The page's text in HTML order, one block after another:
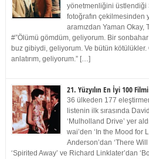
yönetmenliğini üstlendiği
fotoğrafın çekilmesinden
aramızdan Yaman Okay,
#”Ölümü gömdüm, geliyorum. Bir
buz gibiydi, geliyorum. Ve bütün
anlatırım, geliyorum.” […]
21. Yüzyılın En İyi 100 Filmi
36 ülkeden 177
listenin ilk sırasında
‘Mulholland Drive’ yer
wai’den ‘In the Mood for
Anderson’dan ‘There
‘Spirited Away’ ve Richard Linklater’dan